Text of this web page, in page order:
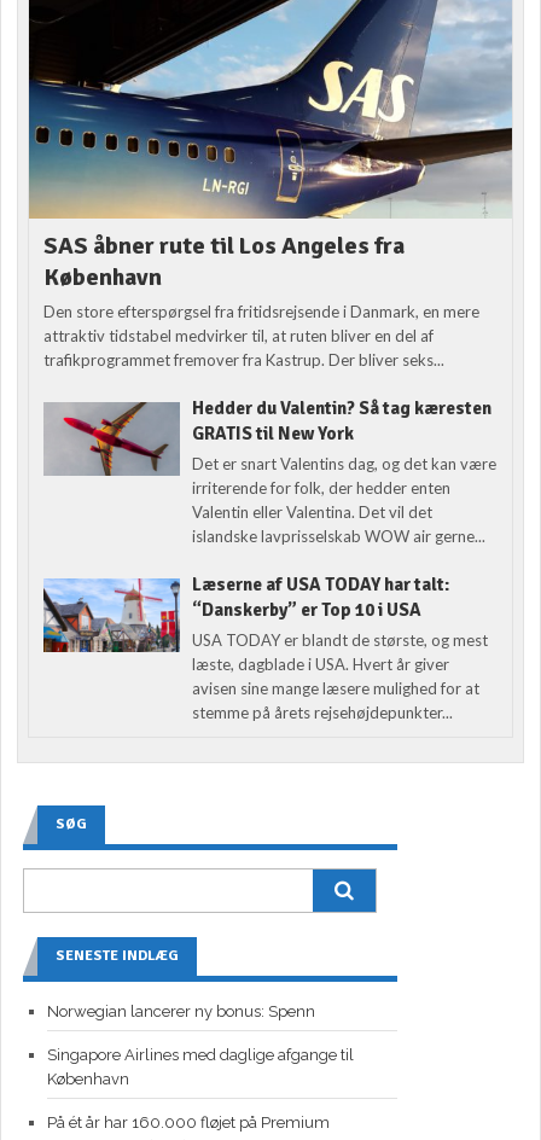
SAS åbner rute til Los Angeles fra
København
Den store efterspørgsel fra fritidsrejsende i Danmark, en mere
attraktiv tidstabel medvirker til, at ruten bliver en del af
trafikprogrammet fremover fra Kastrup. Der bliver seks...
Hedder du Valentin? Så tag kæresten
GRATIS til New York
Det er snart Valentins dag, og det kan være
irriterende for folk, der hedder enten
Valentin eller Valentina. Det vil det
islandske lavprisselskab WOW air gerne...
Læserne af USA TODAY har talt:
“Danskerby” er Top 10 i USA
USA TODAY er blandt de største, og mest
læste, dagblade i USA. Hvert år giver
avisen sine mange læsere mulighed for at
stemme på årets rejsehøjdepunkter...
SØG
SENESTE INDLÆG
Norwegian lancerer ny bonus: Spenn
Singapore Airlines med daglige afgange til
København
På ét år har 160.000 fløjet på Premium